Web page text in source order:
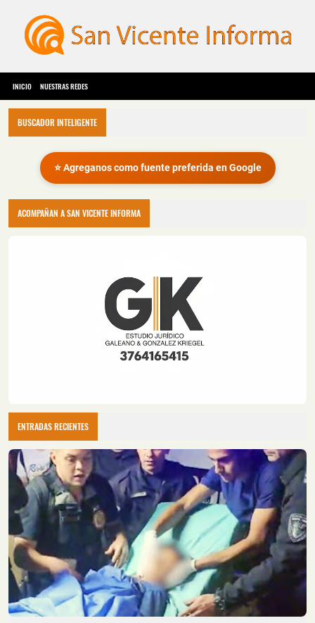
INICIO NUESTRAS REDES
BUSCADOR INTELIGENTE
⭐ Agreganos como fuente preferida en Google
ACOMPAÑAN A SAN VICENTE INFORMA
ENTRADAS RECIENTES